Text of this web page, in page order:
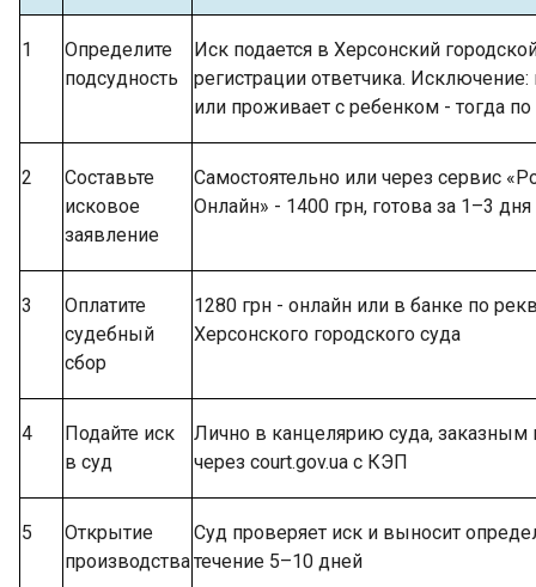
1
Определите
подсудность
Иск подается в Херсонский
регистрации ответчика. Исключение:
или проживает с ребенком - тогда по
2
Составьте
исковое
заявление
Самостоятельно или через сервис
Онлайн» - 1400 грн, готова за 1–3 дня
3
Оплатите
судебный
сбор
1280 грн - онлайн или в банке по
Херсонского городского суда
4
Подайте иск
в суд
Лично в канцелярию суда,
через court.gov.ua с КЭП
5
Открытие
производства
Суд проверяет иск и выносит
течение 5–10 дней